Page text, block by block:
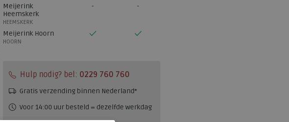
Meijerink
Heemskerk
HEEMSKERK
Meijerink Hoorn
HOORN
Hulp nodig? bel: 0229 760 760
Gratis verzending binnen Nederland*
Voor 14:00 uur besteld = dezelfde werkdag